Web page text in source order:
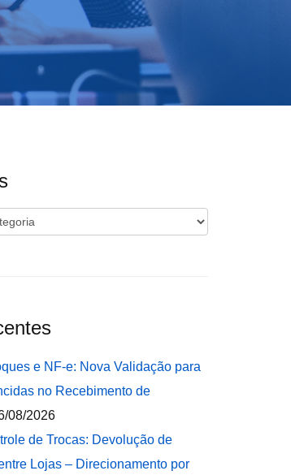
e NF-e: Nova Validação para
no Recebimento de
08/2026
de Trocas: Devolução de
Lojas – Direcionamento por